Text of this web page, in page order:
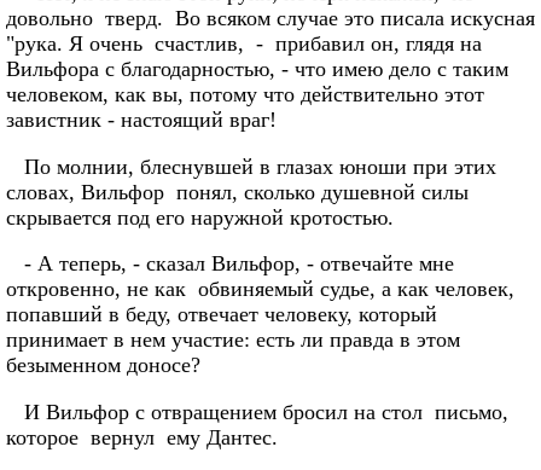
довольно тверд. Во всяком случае это писала искусная
"рука. Я очень счастлив, - прибавил он, глядя на
Вильфора с благодарностью, - что имею дело с таким
человеком, как вы, потому что действительно этот
завистник - настоящий враг!
По молнии, блеснувшей в глазах юноши при этих
словах, Вильфор понял, сколько душевной силы
скрывается под его наружной кротостью.
- А теперь, - сказал Вильфор, - отвечайте мне
откровенно, не как обвиняемый судье, а как человек,
попавший в беду, отвечает человеку, который
принимает в нем участие: есть ли правда в этом
безыменном доносе?
И Вильфор с отвращением бросил на стол письмо,
которое вернул ему Дантес.